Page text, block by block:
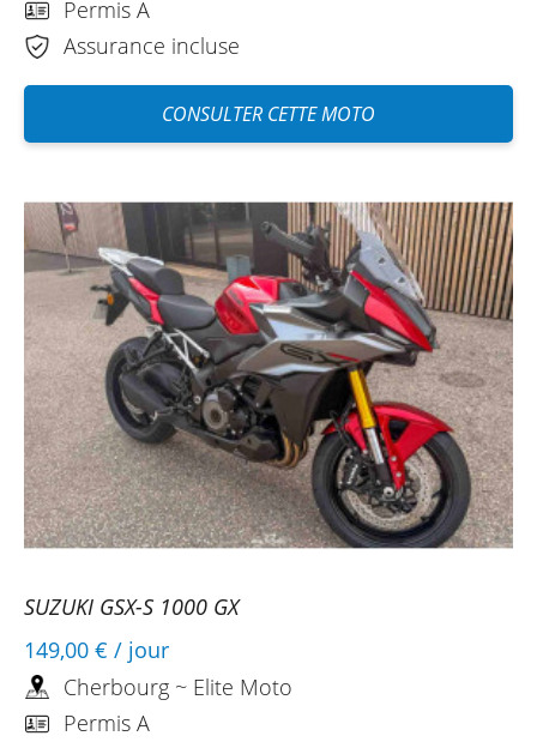
Permis A
Assurance incluse
CONSULTER CETTE MOTO
SUZUKI GSX-S 1000 GX
149,00 € / jour
Cherbourg ~ Elite Moto
Permis A